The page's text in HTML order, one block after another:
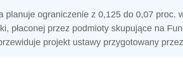
planuje ograniczenie z 0,125 do 0,07 proc.
płaconej przez podmioty skupujące na
projekt ustawy przygotowany